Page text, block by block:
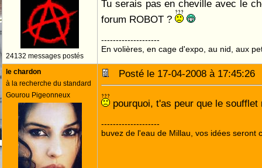
24132 messages postés
Tu serais pas en cheville avec le
forum ROBOT ?
--------------------
En volières, en cage d'expo, au nid, aux
le chardon
à la recherche du standard
Gourou Pigeonneux
Posté le 17-04-2008 à
pourquoi, t'as peur que le
--------------------
buvez de l'eau de Millau, vos idées seront